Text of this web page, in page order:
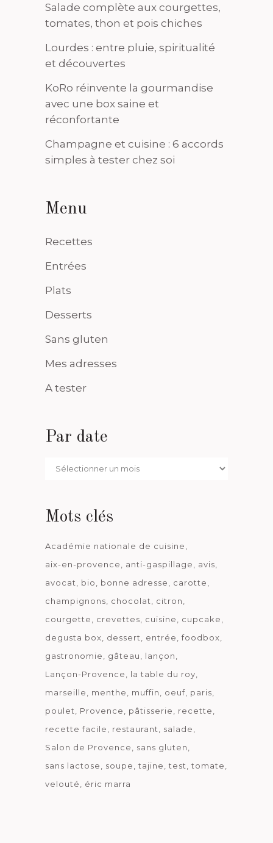
Salade complète aux courgettes,
tomates, thon et pois chiches
Lourdes : entre pluie, spiritualité
et découvertes
KoRo réinvente la gourmandise
avec une box saine et
réconfortante
Champagne et cuisine : 6 accords
simples à tester chez soi
Menu
Recettes
Entrées
Plats
Desserts
Sans gluten
Mes adresses
A tester
Par date
Par
Mots clés
Académie nationale de cuisine
aix-en-provence
anti-gaspillage
avis
avocat
bio bonne adresse
carotte
champignons
chocolat
citron
courgette
crevettes cuisine
cupcake
degusta box
dessert entrée
foodbox
gastronomie
gâteau
lançon
Lançon-Provence
la table du roy
marseille
menthe muffin oeuf paris
poulet
Provence pâtisserie
recette
recette facile
restaurant
salade
Salon de Provence
sans gluten
sans lactose
soupe tajine test
tomate
velouté
éric marra